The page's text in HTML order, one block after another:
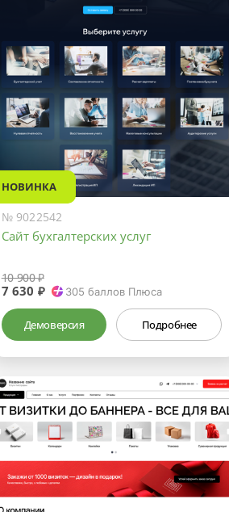
НОВИНКА
№ 9022542
Сайт бухгалтерских услуг
10 900 ₽
7 630 ₽ 305 баллов Плюса
Демоверсия Подробнее